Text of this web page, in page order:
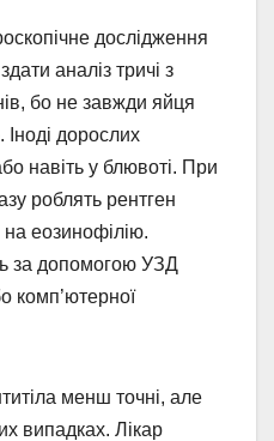
дослідження
аналіз тричі з
бо не завжди яйця
дорослих
навіть у блювоті. При
роблять рентген
на еозинофілію.
за допомогою УЗД
комп’ютерної
менш точні, але
випадках. Лікар